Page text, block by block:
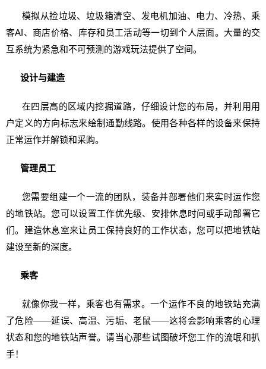
模拟 从捡垃圾、垃圾箱清空、发电机加油、电力、冷热、乘
客AI、商店价格、库存和员工活动等一切到个人层面。大量的交
互系统为紧急和不可预测的游戏玩法提供了空间。
设计与建造
在四层高的区域内挖掘道路，仔细设计您的布局，并利用用
户定义的方向标志来绘制通勤线路。使用各种各样的设备来保持
正常运作并解锁和采购。
管理员工
您需要组建一个一流的团队，装备并部署他们来实时运作您
的地铁站。您可以设置工作优先级、安排休息时间或手动部署它
们。建造休息室来让员工保持良好的工作状态，您可以把地铁站
建设至新的深度。
乘客
就像你我一样，乘客也有需求。一个运作不良的地铁站充满
了危险——延误、高温、污垢、老鼠——这将会影响乘客的心理
状态和您的地铁站声誉。请当心那些试图破坏您工作的流氓和扒
手！